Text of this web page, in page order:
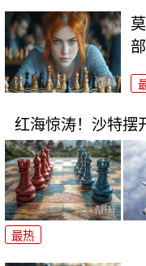
红海惊涛！沙特摆
最热